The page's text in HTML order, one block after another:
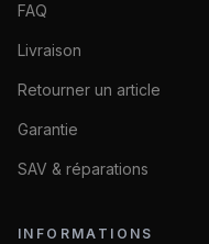
FAQ
Livraison
Retourner un article
Garantie
SAV & réparations
INFORMATIONS